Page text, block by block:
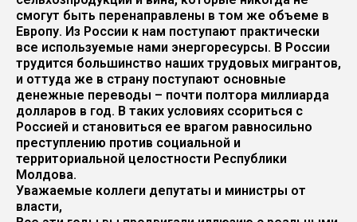
смогут быть перенаправлены в том же объеме в
Европу. Из России к нам поступают практически
все используемые нами энергоресурсы. В России
трудится большинство наших трудовых мигрантов,
и оттуда же в страну поступают основные
денежные переводы – почти полтора миллиарда
долларов в год. В таких условиях ссориться с
Россией и становиться ее врагом равносильно
преступлению против социальной и
территориальной целостности Республики
Молдова.
Уважаемые коллеги депутаты и министры от
власти,